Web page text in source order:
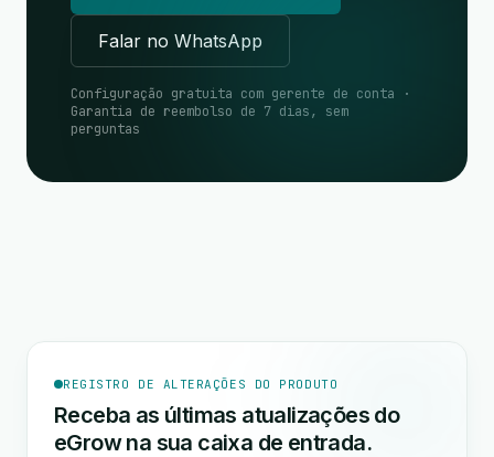
Falar no WhatsApp
Configuração gratuita com gerente de conta ·
Garantia de reembolso de 7 dias, sem
perguntas
REGISTRO DE ALTERAÇÕES DO PRODUTO
Receba as últimas atualizações do
eGrow na sua caixa de entrada.